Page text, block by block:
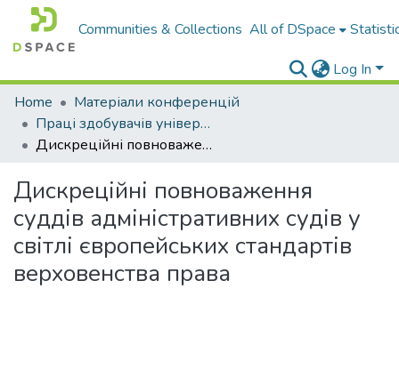
Communities & Collections All of DSpace
Log In
Home
Матеріали конференцій
Праці здобувачів університету
Дискреційні повноваження суддів адміністративних судів у світлі європейських стандартів верховенства права
Дискреційні повноваження
суддів адміністративних судів у
світлі європейських стандартів
верховенства права